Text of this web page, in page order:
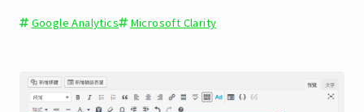
Google Analytics Microsoft Clarity